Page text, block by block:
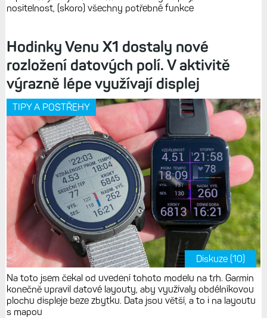
nositelnost, (skoro) všechny potřebné funkce
Hodinky Venu X1 dostaly nové
rozložení datových polí. V aktivitě
výrazně lépe využívají displej
TIPY A POSTŘEHY
Diskuze (10)
Na toto jsem čekal od uvedení tohoto modelu na trh. Garmin
konečně upravil datové layouty, aby využívaly obdélníkovou
plochu displeje beze zbytku. Data jsou větší, a to i na layoutu
s mapou